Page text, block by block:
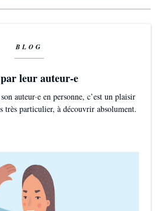
BLOG
leur auteur-e
auteur·e en personne, c’est un plaisir
très particulier, à découvrir absolument.